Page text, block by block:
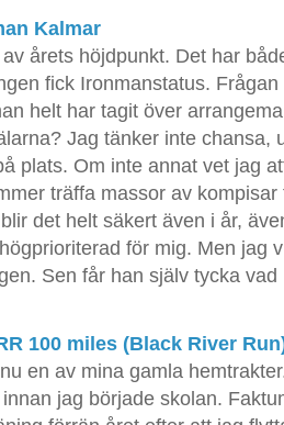
Kalmar
årets höjdpunkt. Det har
fick Ironmanstatus.
helt har tagit över
Jag tänker inte chansa,
plats. Om inte annat vet jag
träffa massor av
det helt säkert även i år,
för mig. Men jag
Sen får han själv tycka
100 miles (Black River
en av mina gamla
jag började skolan.